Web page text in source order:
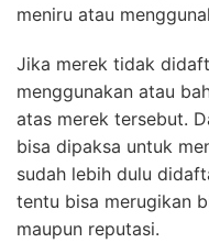
meniru atau
Jika merek tidak
menggunakan atau
atas merek tersebut.
bisa dipaksa untuk
sudah lebih dulu
tentu bisa merugikan
maupun reputasi.